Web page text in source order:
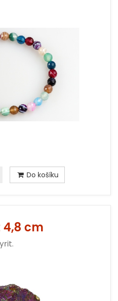
Do košíku
cm